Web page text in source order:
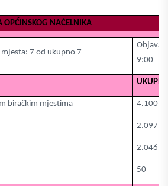
OPĆINSKOG NAČELNIKA
7 od ukupno 7
9:00
biračkim mjestima 4.100
2.097
2.046
50